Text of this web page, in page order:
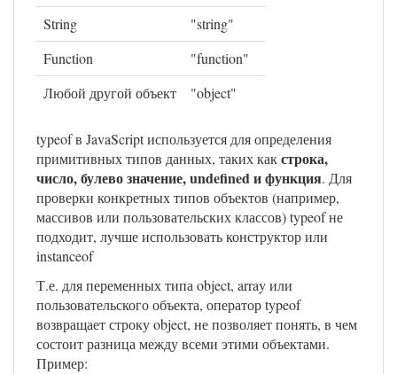
String
"string"
Function
"function"
Любой другой объект
"object"
typeof в JavaScript используется для определения
примитивных типов данных, таких какстрока,
число, булево значение, undefined и функция. Для
проверки конкретных типов объектов (например,
массивов или пользовательских классов) typeof не
подходит, лучше использовать конструктор или
instanceof
Т.е. для переменных типа object, array или
пользовательского объекта, оператор typeof
возвращает строку object, не позволяет понять, в чем
состоит разница между всеми этими объектами.
Пример: